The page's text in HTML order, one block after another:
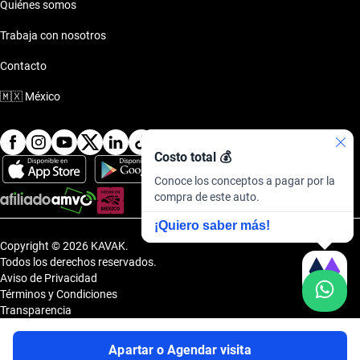
Apartar o Agendar visita
Costo total 💰
Conoce los conceptos a pagar por la
compra de este auto.
¡Quiero saber más!
Quiénes somos
Trabaja con nosotros
Contacto
🇲🇽 México
Copyright © 2026 KAVAK.
Todos los derechos reservados.
Aviso de Privacidad
Términos y Condiciones
Transparencia